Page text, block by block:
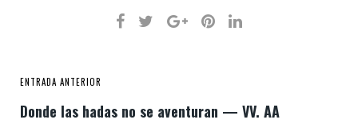
ENTRADA ANTERIOR
Donde las hadas no se aventuran — VV. AA